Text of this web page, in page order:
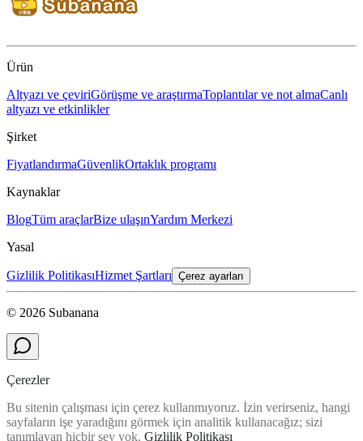
Ürün
Altyazı ve çeviriGörüşme ve araştırmaToplantılar ve not almaCanlı
altyazı ve etkinlikler
Şirket
FiyatlandırmaGüvenlikOrtaklık programı
Kaynaklar
BlogTüm araçlarBize ulaşınYardım Merkezi
Yasal
Gizlilik PolitikasıHizmet Şartları Çerez ayarları
© 2026 Subanana
Çerezler
Bu sitenin çalışması için çerez kullanmıyoruz. İzin verirseniz, hangi
sayfaların işe yaradığını görmek için analitik kullanacağız; sizi
tanımlayan hiçbir şey yok. Gizlilik Politikası